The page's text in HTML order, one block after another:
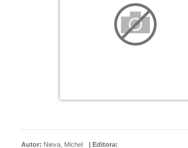
Autor: Nieva, Michel | Editora: